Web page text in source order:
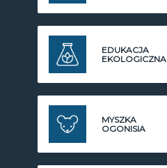
EDUKACJA
EKOLOGICZNA
MYSZKA
OGONISIA